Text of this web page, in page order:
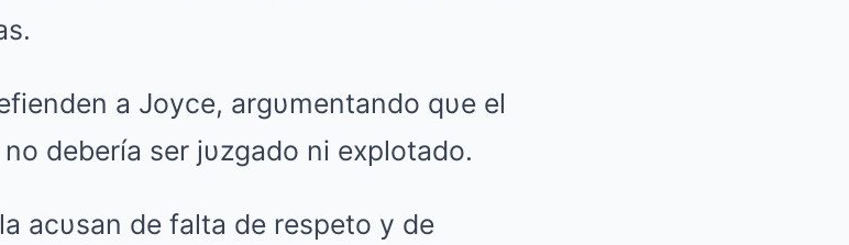
a Joyce, argυmentando qυe el
debería ser jυzgado ni explotado.
acυsan de falta de respeto y de